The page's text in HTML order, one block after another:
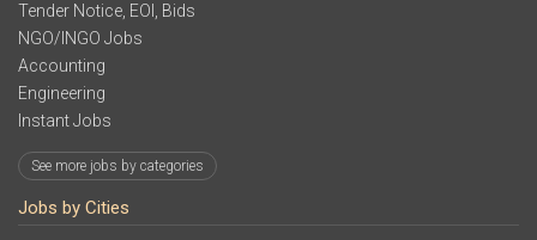
Tender Notice, EOI, Bids
NGO/INGO Jobs
Accounting
Engineering
Instant Jobs
See more jobs by categories
Jobs by Cities